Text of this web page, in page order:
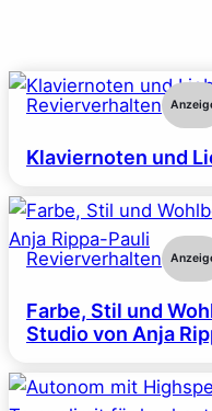
Revierverhalten
Klaviernoten und
Revierverhalten
Farbe, Stil und
Studio von Anja